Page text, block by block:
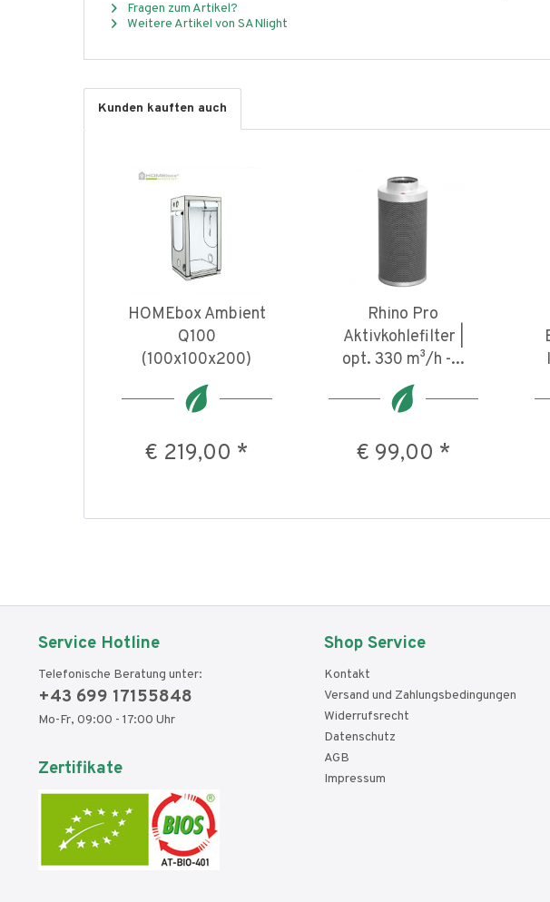
Fragen zum Artikel?
Weitere Artikel von SANlight
Kunden kauften auch
HOMEbox Ambient
Q100
(100x100x200)
€ 219,00 *
Rhino Pro
Aktivkohlefilter |
opt. 330 m³/h -...
€ 99,00 *
Service Hotline
Telefonische Beratung unter:
+43 699 17155848
Mo-Fr, 09:00 - 17:00 Uhr
Zertifikate
Shop Service
Kontakt
Versand und Zahlungsbedingungen
Widerrufsrecht
Datenschutz
AGB
Impressum